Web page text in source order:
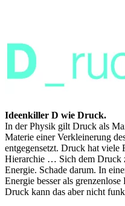
Ideenkiller D wie Druck.
In der Physik gilt Druck als
Materie einer Verkleinerung
entgegensetzt. Druck hat viele
Hierarchie … Sich dem Druck
Energie. Schade darum. In
Energie besser als
Druck kann das aber nicht